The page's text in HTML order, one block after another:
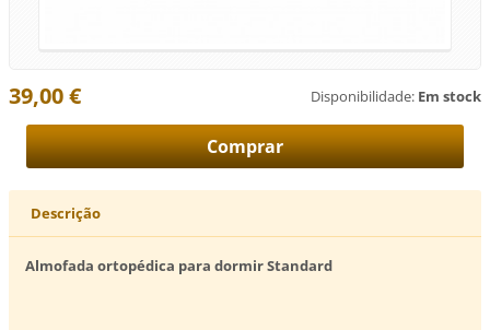
Disponibilidade: Em stock
39,00 €
Descrição
Almofada ortopédica para dormir Standard